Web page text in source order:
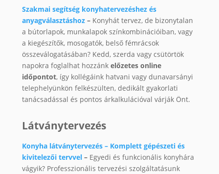
Szakmai segítség konyhatervezéshez és
anyagválasztáshoz– Konyhát tervez, de bizonytalan
a bútorlapok, munkalapok színkombinációiban, vagy
a kiegészítők, mosogatók, belső fémrácsok
összeválogatásában? Kedd, szerda vagy csütörtök
napokra foglalhat hozzánk előzetes online
időpontot, így kollégáink hatvani vagy dunavarsányi
telephelyünkön felkészülten, dedikált gyakorlati
tanácsadással és pontos árkalkulációval várják Önt.
Látványtervezés
Konyha látványtervezés – Komplett gépészeti és
kivitelezői tervvel– Egyedi és funkcionális konyhára
vágyik? Professzionális tervezési szolgáltatásunk